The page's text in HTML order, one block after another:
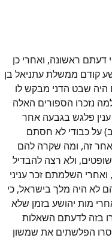
דעתם ראשונה, ואחרי כן
קודם ממשלת עתניאל בן
היה שבט הדני מבקש לו
נזכרו הספורים האלה
פלגש בגבעה אחר
על כבודי לא חסתם
אחר זה, ומה שקרה להם
ולא רצה להבדיל
השלמתם זכר עניני
לא היה מלך בישראל, כי
מות יהושע בזמן שלא
בזה לדעתם השאלות
הפלשתים את שמשון